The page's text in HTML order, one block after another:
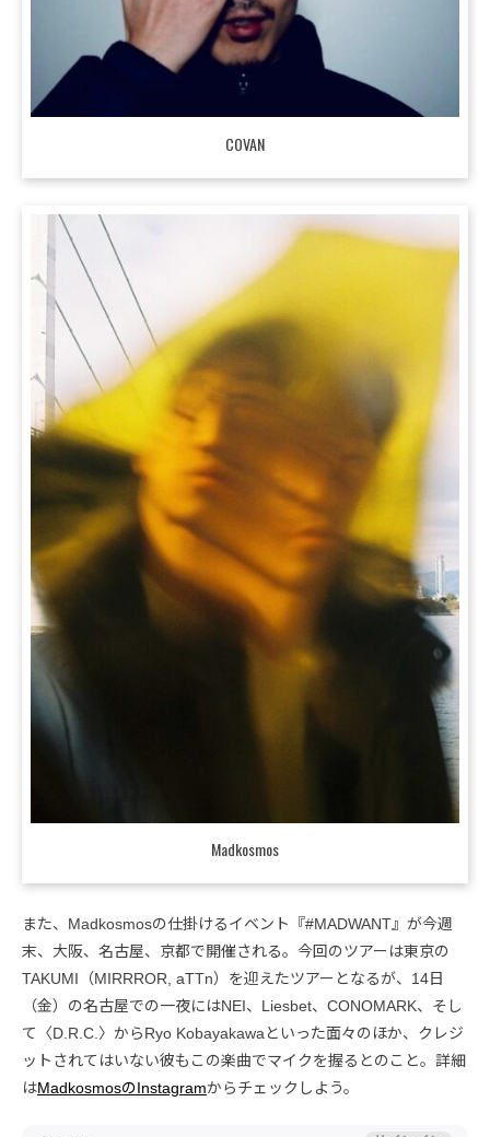
COVAN
Madkosmos
また、Madkosmosの仕掛けるイベント『#MADWANT』が今週
末、大阪、名古屋、京都で開催される。今回のツアーは東京の
TAKUMI（MIRRROR, aTTn）を迎えたツアーとなるが、14日
（金）の名古屋での一夜にはNEI、Liesbet、CONOMARK、そし
て〈D.R.C.〉からRyo Kobayakawaといった面々のほか、クレジ
ットされてはいない彼もこの楽曲でマイクを握るとのこと。詳細
はMadkosmosのInstagramからチェックしよう。